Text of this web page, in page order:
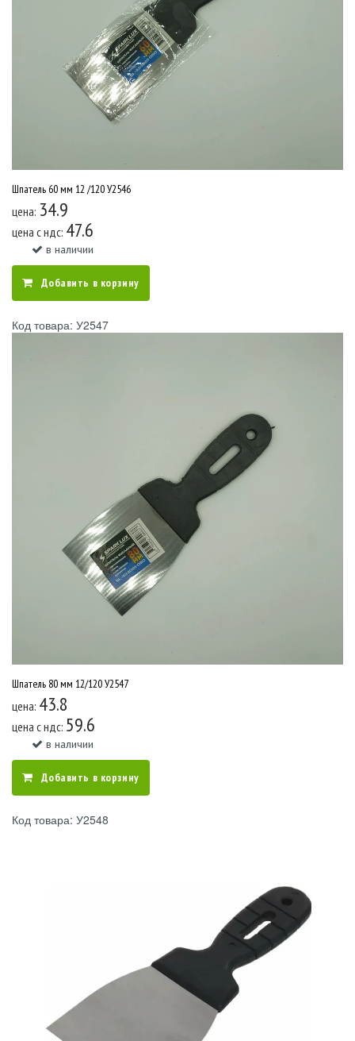
Шпатель 60 мм 12 /120 У2546
цена: 34.9
цена c ндс: 47.6
в наличии
Добавить в корзину
Код товара: У2547
Шпатель 80 мм 12/120 У2547
цена: 43.8
цена c ндс: 59.6
в наличии
Добавить в корзину
Код товара: У2548